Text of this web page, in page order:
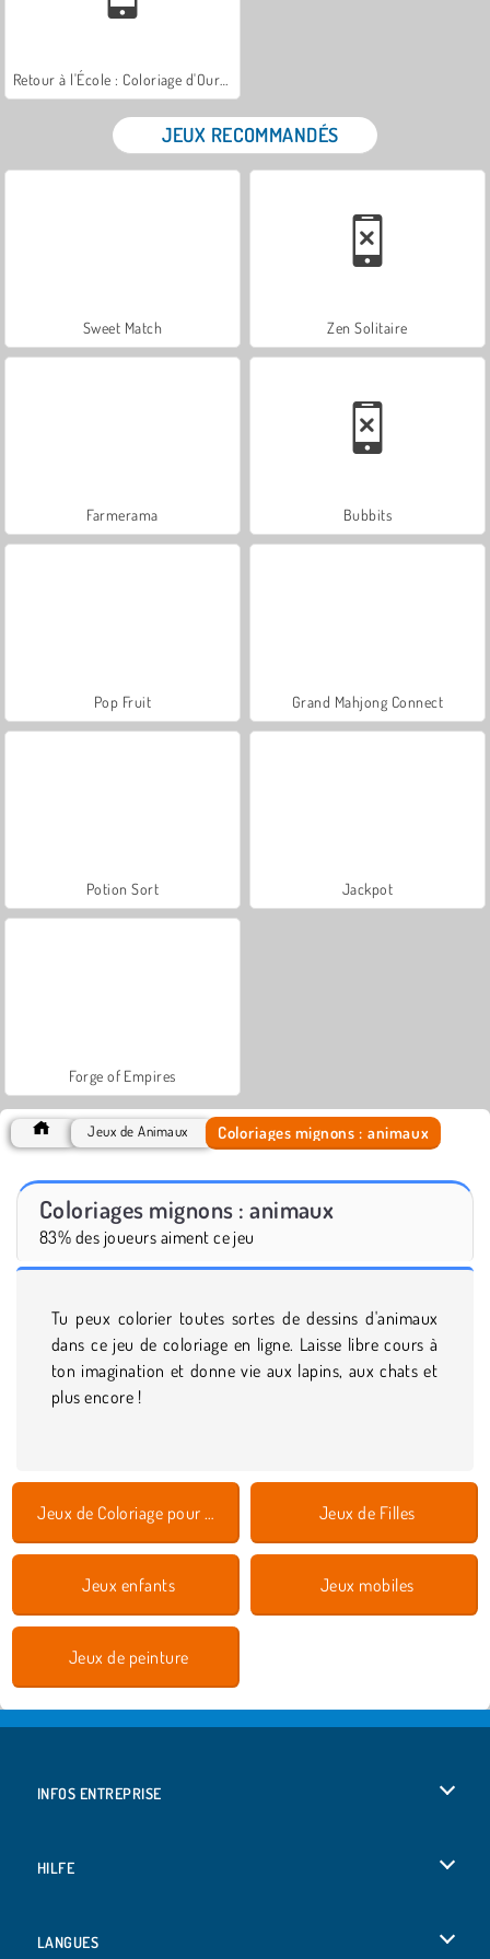
JEUX RECOMMANDÉS
Sweet Match Zen Solitaire
Farmerama Bubbits
Pop Fruit Grand Mahjong Connect
Potion Sort Jackpot
Forge of Empires
Jeux de Animaux Coloriages mignons : animaux
Coloriages mignons : animaux
83% des joueurs aiment ce jeu
Tu peux colorier toutes sortes de dessins d'animaux
dans ce jeu de coloriage en ligne. Laisse libre cours à
ton imagination et donne vie aux lapins, aux chats et
plus encore !
Jeux de Coloriage pour Enfants Jeux de Filles
Jeux enfants Jeux mobiles
Jeux de peinture
INFOS ENTREPRISE
HILFE
LANGUES